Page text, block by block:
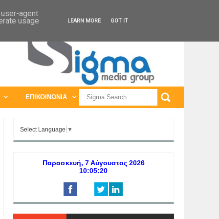
ΠΑΓΚΟΣΜΙΕΣ ΕΚΘΕΣΕΙΣ
ΕΠΙΚΟΙΝΩΝΙΑ
Select Language ▼
agent
usage LEARN MORE GOT IT